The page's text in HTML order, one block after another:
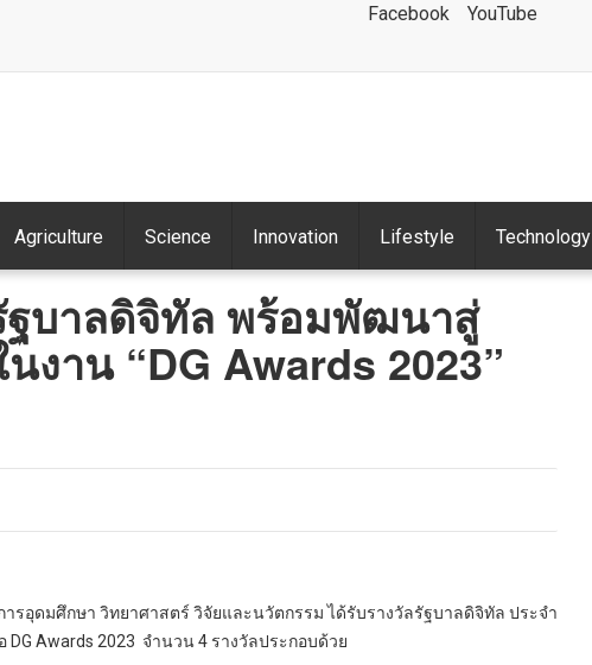
Facebook YouTube
Agriculture Science Innovation Lifestyle Technology
ฐบาลดิจิทัล พร้อมพัฒนาสู่
งาน “DG Awards 2023”
อุดมศึกษา วิทยาศาสตร์ วิจัยและนวัตกรรม ได้รับรางวัลรัฐบาลดิจิทัล ประจำ
DG Awards 2023 จำนวน 4 รางวัลประกอบด้วย